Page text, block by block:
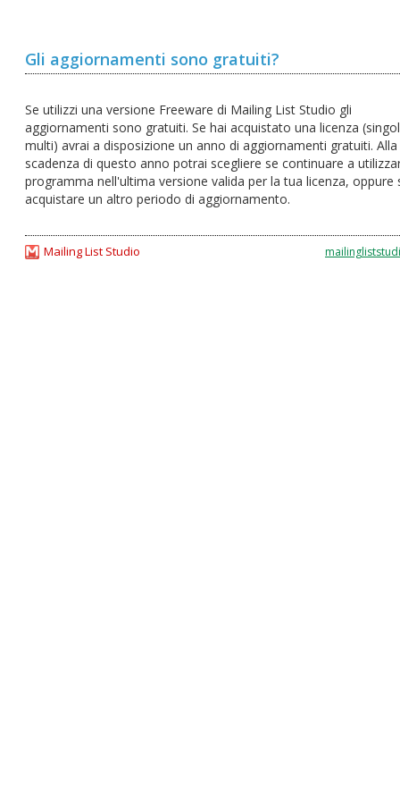
Gli aggiornamenti sono gratuiti?
Se utilizzi una versione Freeware di Mailing List Studio gli
aggiornamenti sono gratuiti. Se hai acquistato una licenza
multi) avrai a disposizione un anno di aggiornamenti gratuiti. Alla
scadenza di questo anno potrai scegliere se continuare a
programma nell'ultima versione valida per la tua licenza, oppure
acquistare un altro periodo di aggiornamento.
Mailing List Studio